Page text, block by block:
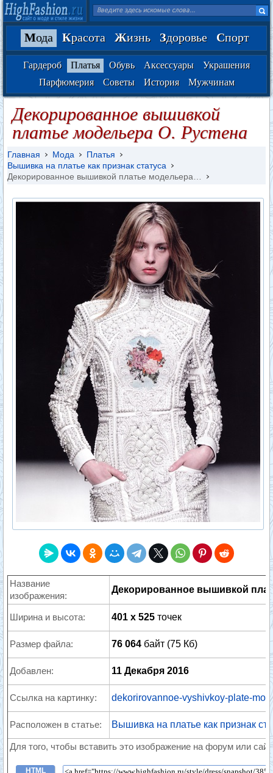
Мода Красота Жизнь Здоровье Спорт
Гардероб Платья Обувь Аксессуары
Украшения
Парфюмерия
Советы История Мужчинам
Декорированное вышивкой
платье модельера О. Рустена
Главная Мода
Платья
Вышивка на платье как признак статуса
Декорированное вышивкой платье модельера…
Название
изображения:
Декорированное вышивкой
Ширина и высота: 401 x 525 точек
Размер файла: 76 064 байт (75 Кб)
Добавлен: 11 Декабря 2016
Ссылка на картинку: dekorirovannoe-vyshivkoy-plate-
Расположен в статье: Вышивка на платье как признак
Для того, чтобы вставить это изображение на форум или
HTML